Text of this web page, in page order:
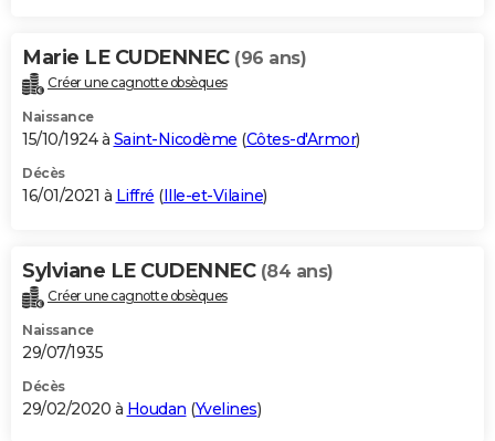
Marie LE CUDENNEC (96 ans)
Créer une cagnotte obsèques
Naissance
15/10/1924 à Saint-Nicodème (Côtes-d'Armor)
Décès
16/01/2021 à Liffré (Ille-et-Vilaine)
Sylviane LE CUDENNEC (84 ans)
Créer une cagnotte obsèques
Naissance
29/07/1935
Décès
29/02/2020 à Houdan (Yvelines)